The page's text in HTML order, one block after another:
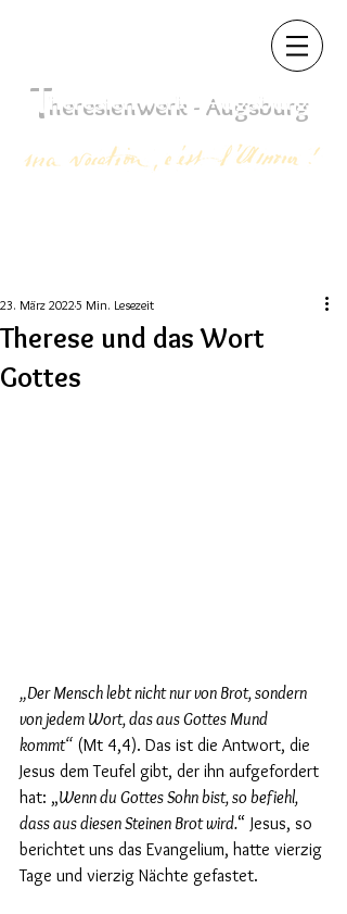
Theresienwerk - Augsburg
Therese und das Wort
Gottes
23. März 20225 Min. Lesezeit
„Der Mensch lebt nicht nur von Brot, sondern
von jedem Wort, das aus Gottes Mund
kommt“ (Mt 4,4). Das ist die Antwort, die
Jesus dem Teufel gibt, der ihn aufgefordert
hat: „Wenn du Gottes Sohn bist, so befiehl,
dass aus diesen Steinen Brot wird.“ Jesus, so
berichtet uns das Evangelium, hatte vierzig
Tage und vierzig Nächte gefastet.